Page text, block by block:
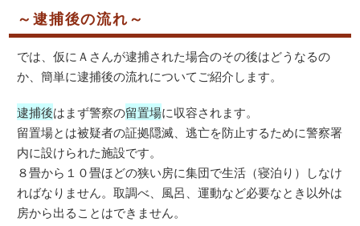
～逮捕後の流れ～
では、仮にＡさんが逮捕された場合のその後はどうなるの
か、簡単に逮捕後の流れについてご紹介します。
逮捕後はまず警察の留置場に収容されます。
留置場とは被疑者の証拠隠滅、逃亡を防止するために警察署
内に設けられた施設です。
８畳から１０畳ほどの狭い房に集団で生活（寝泊り）しなけ
ればなりません。取調べ、風呂、運動など必要なとき以外は
房から出ることはできません。